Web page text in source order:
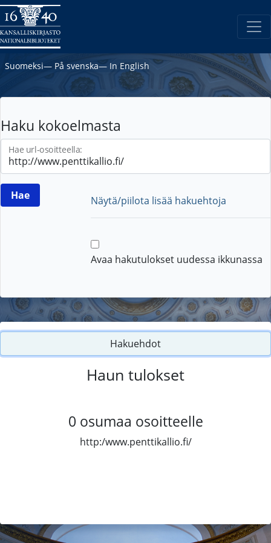
Suomeksi― På svenska― In English
Haku kokoelmasta
Hae url-osoitteella:
Näytä/piilota lisää hakuehtoja
Avaa hakutulokset uudessa ikkunassa
Hakuehdot
Haun tulokset
0 osumaa osoitteelle
http:/www.penttikallio.fi/